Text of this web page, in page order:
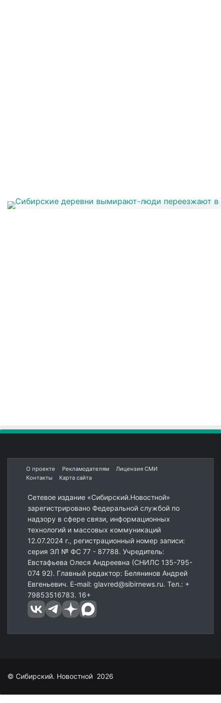
О проекте Рекламодателям
Лицензия СМИ
Контакты
Карта сайта
Сетевое издание «Сибирский.Новостной»
зарегистрировано Федеральной службой по
надзору в сфере связи, информационных
технологий и массовых коммуникаций
12.07.2024 г., регистрационный номер записи:
серия ЭЛ № ФС 77 - 87788. Учредитель:
Евстафьева Олеся Андреевна (СНИЛС 135-795-
074 92). Главный редактор: Белянинов Андрей
Евгеньевич. E-mail: glavred@sibirnews.ru. Тел.: +
79853516783. 16+
© Сибирский. Новостной 2026